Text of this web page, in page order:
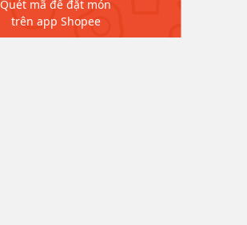
Quét mã để đặt món
trên app Shopee